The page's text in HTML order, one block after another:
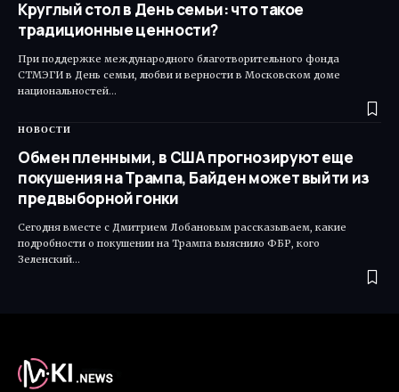
Круглый стол в День семьи: что такое
традиционные ценности?
При поддержке международного благотворительного фонда
СТМЭГИ в День семьи, любви и верности в Московском доме
национальностей…
НОВОСТИ
Обмен пленными, в США прогнозируют еще
покушения на Трампа, Байден может выйти из
предвыборной гонки
Сегодня вместе с Дмитрием Лобановым рассказываем, какие
подробности о покушении на Трампа выяснило ФБР, кого
Зеленский…